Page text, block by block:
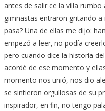
antes de salir de la villa
gimnastas entraron gritando
pasa? Una de ellas me dijo:
empezó a leer, no podía
pero cuando dice la historia
acordé de ese momento y
momento nos unió, nos dio
se sintieron orgullosas de su
inspirador, en fin, no tengo